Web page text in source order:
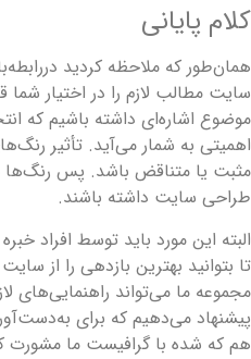
کلام پایانی
همان‌طور که ملاحظه کردید
سایت مطالب لازم را در اختیار شما
موضوع اشاره‌ای داشته باشیم که
اهمیتی به شمار می‌آید. تأثیر
مثبت یا متناقض باشد. پس رنگ‌ها
طراحی سایت داشته باشند.
البته این مورد باید توسط افراد
تا بتوانید بهترین بازدهی را از
مجموعه ما می‌تواند راهنمایی‌های
پیشنهاد می‌دهیم که برای
هم که شده با گرافیست ما مشورت